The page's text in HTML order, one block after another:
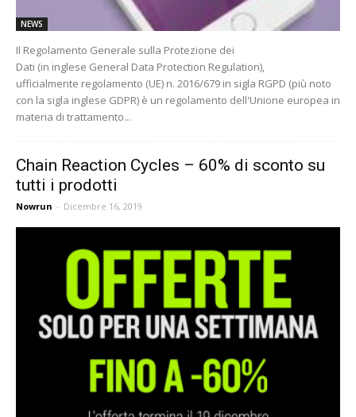
NEWS
Il Regolamento Generale sulla Protezione dei
Dati (in inglese General Data Protection Regulation),
ufficialmente regolamento (UE) n. 2016/679 in sigla RGPD (più noto
con la sigla inglese GDPR) è un regolamento dell'Unione europea in
materia di trattamento...
Chain Reaction Cycles – 60% di sconto su
tutti i prodotti
Nowrun - Dicembre 16, 2019